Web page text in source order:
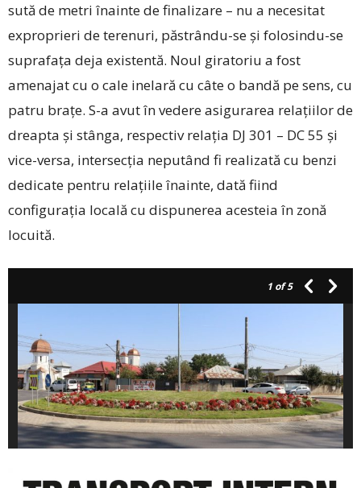
sută de metri înainte de finalizare – nu a necesitat
exproprieri de terenuri, păstrându-se și folosindu-se
suprafața deja existentă. Noul giratoriu a fost
amenajat cu o cale inelară cu câte o bandă pe sens, cu
patru brațe. S-a avut în vedere asigurarea relațiilor de
dreapta și stânga, respectiv relația DJ 301 – DC 55 și
vice-versa, intersecția neputând fi realizată cu benzi
dedicate pentru relațiile înainte, dată fiind
configurația locală cu dispunerea acesteia în zonă
locuită.
1 of 5